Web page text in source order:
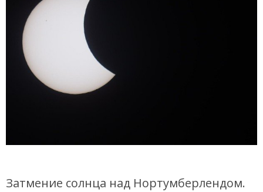
Затмение солнца над Нортумберлендом.